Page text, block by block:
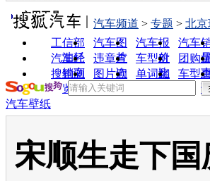
实用工具
工信部
油耗
汽车图
片
汽车报
价
汽车
汽车经
销商
违章查
询
车型对
比
团购
搜狗浏
览器
图片欣
赏
单词翻
车型
汽车频道 > 专题 > 北京
汽车壁纸
宋顺生走下